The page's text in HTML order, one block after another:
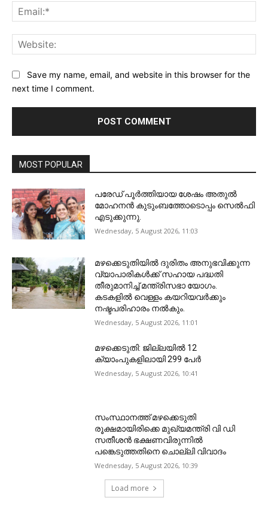
Save my name, email, and website in this browser for the
next time I comment.
MOST POPULAR
പരേഡ് പൂര്‍ത്തിയായ ശേഷം അതുൽ
മോഹനൻ കുടുംബത്തോടൊപ്പം സെൽഫി
എടുക്കുന്നു.
Wednesday, 5 August 2026, 11:03
മഴക്കെടുതിയിൽ ദുരിതം അനുഭവിക്കുന്ന
വ്യാപാരികൾക്ക് സഹായ പദ്ധതി
തീരുമാനിച്ച് മന്ത്രിസഭാ യോഗം.
കടകളിൽ വെള്ളം കയറിയവർക്കും
നഷ്ടപരിഹാരം നൽകും.
Wednesday, 5 August 2026, 11:01
മഴക്കെടുതി: ജില്ലയിൽ 12
ക്യാംപുകളിലായി 299 പേർ
Wednesday, 5 August 2026, 10:41
സംസ്ഥാനത്ത് മഴക്കെടുതി
രൂക്ഷമായിരിക്കെ മുഖ്യമന്ത്രി വി ഡി
സതീശന്‍ ഭക്ഷണവിരുന്നില്‍
പങ്കെടുത്തതിനെ ചൊല്ലി വിവാദം
Wednesday, 5 August 2026, 10:39
Load more